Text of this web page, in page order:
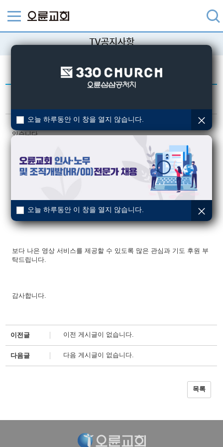
TV공지사항
생방송ㆍVOD 등 오륜TV 소식을 알려드립니다.
홈페이지 리뉴얼에 맞춰 TV쪽 VOD 영상을 백업 및 새롭게 셋팅하고
있습니다.
이에 따라 영상플레이가 안되거나 안보이는 영상이 생길 수 있습니
빠른 기간 안에 정상화가 될 수 있도록 최선을 다하겠습니다.
보다 나은 영상 서비스를 제공할 수 있도록 많은 관심과 기도 후원 부
탁드립니다.
감사합니다.
이전글 이전 게시글이 없습니다.
다음글 다음 게시글이 없습니다.
목록
오늘 하루동안 이 창을 열지 않습니다.
오늘 하루동안 이 창을 열지 않습니다.